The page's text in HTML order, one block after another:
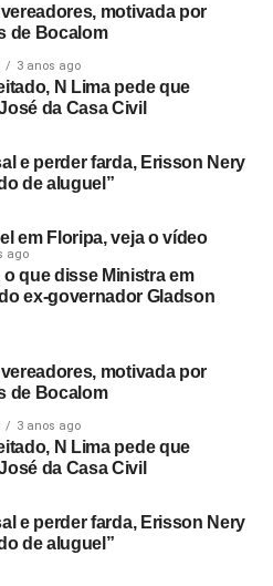
motivada por
de Bocalom
3 anos ago
N Lima pede que
da Casa Civil
e perder farda, Erisson Nery
de aluguel”
em Floripa, veja o vídeo
ago
o que disse Ministra em
ex-governador Gladson
motivada por
de Bocalom
3 anos ago
N Lima pede que
da Casa Civil
e perder farda, Erisson Nery
de aluguel”